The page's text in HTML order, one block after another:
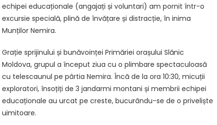
echipei educaționale (angajați și voluntari) am pornit într-o
excursie specială, plină de învățare și distracție, în inima
Munților Nemira.
Grație sprijinului și bunăvoinței Primăriei orașului Slănic
Moldova, grupul a început ziua cu o plimbare spectaculoasă
cu telescaunul pe pârtia Nemira. Încă de la ora 10:30, micuții
exploratori, însoțiți de 3 jandarmi montani și membrii echipei
educaționale au urcat pe creste, bucurându-se de o priveliște
uimitoare.